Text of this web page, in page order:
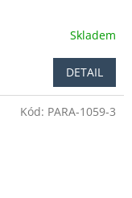
Skladem
DETAIL
Kód: PARA-1059-3